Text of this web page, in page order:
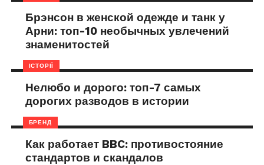
Брэнсон в женской одежде и танк у
Арни: топ-10 необычных увлечений
знаменитостей
ІСТОРІЇ
Нелюбо и дорого: топ-7 самых
дорогих разводов в истории
БРЕНД
Как работает BBC: противостояние
стандартов и скандалов